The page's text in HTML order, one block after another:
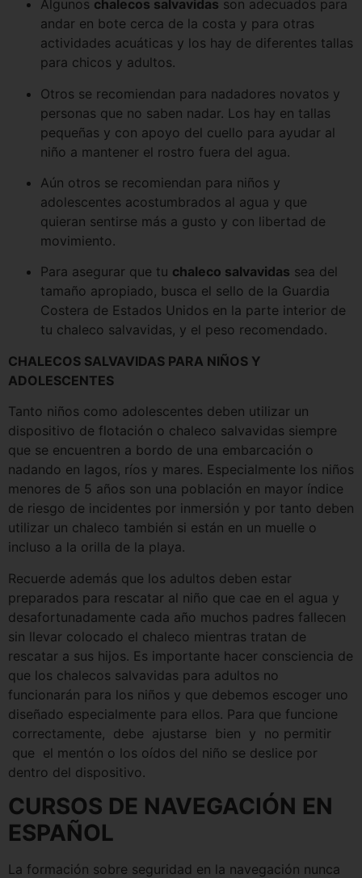
Algunos chalecos salvavidas son adecuados para
andar en bote cerca de la costa y para otras
actividades acuáticas y los hay de diferentes tallas
para chicos y adultos.
Otros se recomiendan para nadadores novatos y
personas que no saben nadar. Los hay en tallas
pequeñas y con apoyo del cuello para ayudar al
niño a mantener el rostro fuera del agua.
Aún otros se recomiendan para niños y
adolescentes acostumbrados al agua y que
quieran sentirse más a gusto y con libertad de
movimiento.
Para asegurar que tu chaleco salvavidas sea del
tamaño apropiado, busca el sello de la Guardia
Costera de Estados Unidos en la parte interior de
tu chaleco salvavidas, y el peso recomendado.
CHALECOS SALVAVIDAS PARA NIÑOS Y
ADOLESCENTES
Tanto niños como adolescentes deben utilizar un
dispositivo de flotación o chaleco salvavidas siempre
que se encuentren a bordo de una embarcación o
nadando en lagos, ríos y mares. Especialmente los niños
menores de 5 años son una población en mayor índice
de riesgo de incidentes por inmersión y por tanto deben
utilizar un chaleco también si están en un muelle o
incluso a la orilla de la playa.
Recuerde además que los adultos deben estar
preparados para rescatar al niño que cae en el agua y
desafortunadamente cada año muchos padres fallecen
sin llevar colocado el chaleco mientras tratan de
rescatar a sus hijos. Es importante hacer consciencia de
que los chalecos salvavidas para adultos no
funcionarán para los niños y que debemos escoger uno
diseñado especialmente para ellos. Para que funcione
correctamente, debe ajustarse bien y no permitir
que el mentón o los oídos del niño se deslice por
dentro del dispositivo.
CURSOS DE NAVEGACIÓN EN
ESPAÑOL
La formación sobre seguridad en la navegación nunca